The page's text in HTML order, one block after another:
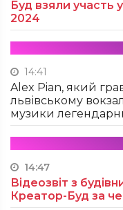
Буд взяли участь
2024
14:41
Alex Pian, який
львівському
музики
14:47
Відеозвіт з
Креатор-Буд за